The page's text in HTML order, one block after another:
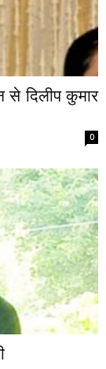
से दिलीप कुमार
0